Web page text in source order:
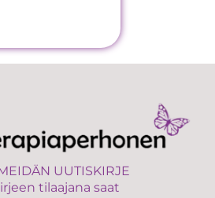
UUTISKIRJE
tilaajana saat